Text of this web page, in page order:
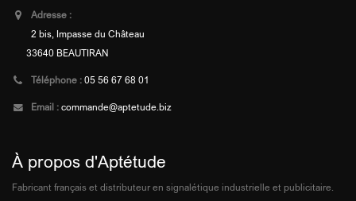
Adresse :
2 bis, Impasse du Château
33640 BEAUTIRAN
Téléphone : 05 56 67 68 01
Email : commande@aptetude.biz
À propos d'Aptétude
Fabricant français et distributeur en signalétique industrielle et publicitaire.